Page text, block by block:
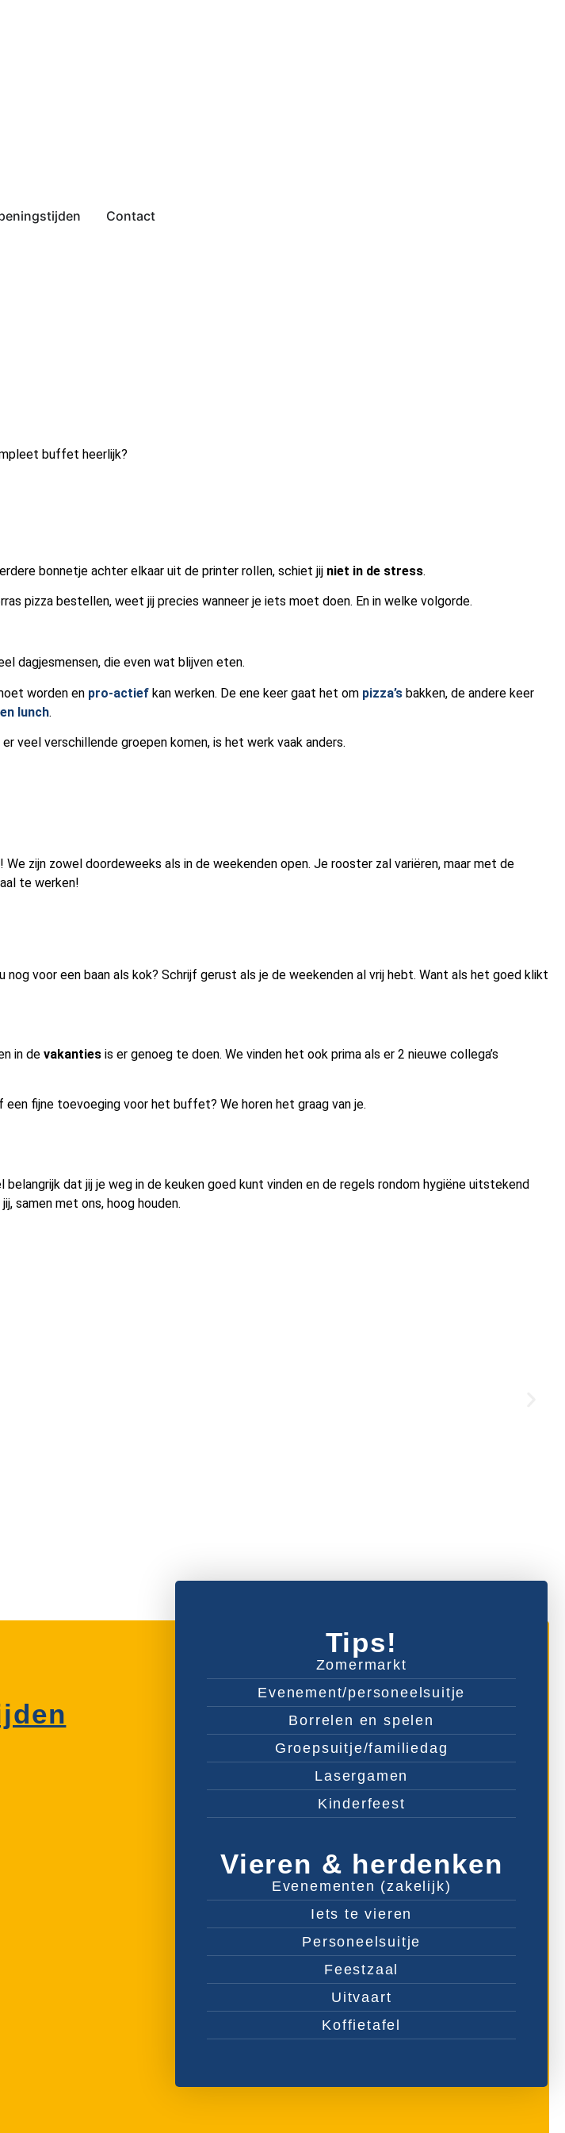
Contact
buffet heerlijk?
bonnetje achter elkaar uit de printer rollen, schiet jij niet in de stress.
pizza bestellen, weet jij precies wanneer je iets moet doen. En in welke volgorde.
dagjesmensen, die even wat blijven eten.
worden en pro-actief kan werken. De ene keer gaat het om pizza’s bakken, de andere keer
lunch.
er veel verschillende groepen komen, is het werk vaak anders.
zijn zowel doordeweeks als in de weekenden open. Je rooster zal variëren, maar met de
te werken!
voor een baan als kok? Schrijf gerust als je de weekenden al vrij hebt. Want als het goed klikt
in de vakanties is er genoeg te doen. We vinden het ook prima als er 2 nieuwe collega’s
fijne toevoeging voor het buffet? We horen het graag van je.
dat jij je weg in de keuken goed kunt vinden en de regels rondom hygiëne uitstekend
samen met ons, hoog houden.
Tips!
Zomermarkt
Evenement/personeelsuitje
Borrelen en spelen
Groepsuitje/familiedag
Lasergamen
Kinderfeest
Vieren & herdenken
Evenementen (zakelijk)
Iets te vieren
Personeelsuitje
Feestzaal
Uitvaart
Koffietafel